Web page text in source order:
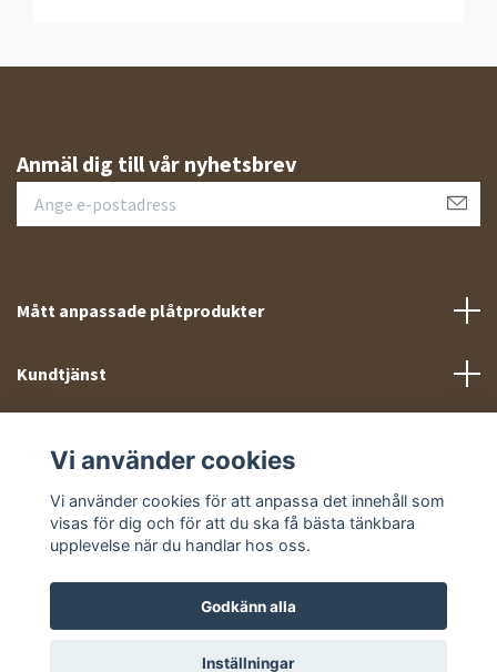
Anmäl dig till vår nyhetsbrev
Mått anpassade plåtprodukter
Kundtjänst
Sociala medier
© 2026 Takprofiler.se
Vi använder cookies
Vi använder cookies för att anpassa det innehåll som
visas för dig och för att du ska få bästa tänkbara
upplevelse när du handlar hos oss.
Godkänn alla
Inställningar